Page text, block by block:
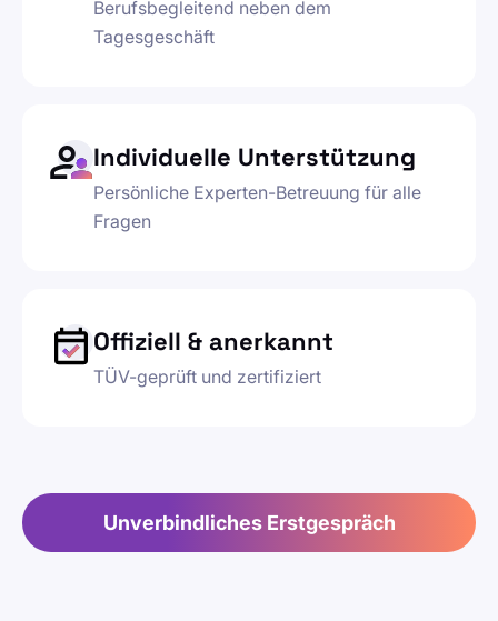
Berufsbegleitend neben dem
Tagesgeschäft
Individuelle Unterstützung
Persönliche Experten-Betreuung für alle
Fragen
Offiziell & anerkannt
TÜV-geprüft und zertifiziert
Unverbindliches Erstgespräch